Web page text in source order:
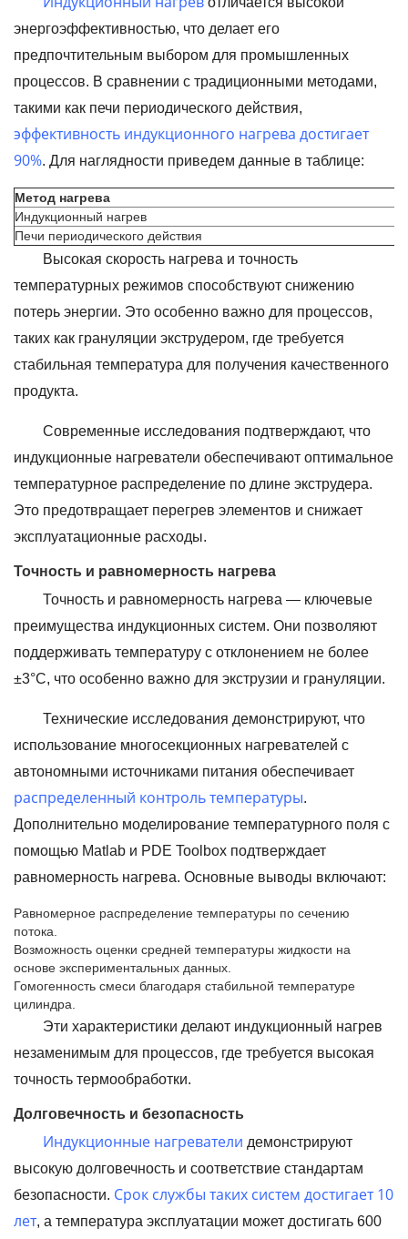
энергоэффективностью, что делает его
предпочтительным выбором для промышленных
процессов. В сравнении с традиционными методами,
такими как печи периодического действия,
эффективность индукционного нагрева достигает
90%. Для наглядности приведем данные в таблице:
Метод нагрева
Индукционный нагрев
Печи периодического действия
Высокая скорость нагрева и точность
температурных режимов способствуют снижению
потерь энергии. Это особенно важно для процессов,
таких как грануляции экструдером, где требуется
стабильная температура для получения качественного
продукта.
Современные исследования подтверждают, что
индукционные нагреватели обеспечивают оптимальное
температурное распределение по длине экструдера.
Это предотвращает перегрев элементов и снижает
эксплуатационные расходы.
Точность и равномерность нагрева
Точность и равномерность нагрева — ключевые
преимущества индукционных систем. Они позволяют
поддерживать температуру с отклонением не более
±3°С, что особенно важно для экструзии и грануляции.
Технические исследования демонстрируют, что
использование многосекционных нагревателей с
автономными источниками питания обеспечивает
распределенный контроль температуры.
Дополнительно моделирование температурного поля с
помощью Matlab и PDE Toolbox подтверждает
равномерность нагрева. Основные выводы включают:
Равномерное распределение температуры по сечению
потока.
Возможность оценки средней температуры жидкости на
основе экспериментальных данных.
Гомогенность смеси благодаря стабильной температуре
цилиндра.
Эти характеристики делают индукционный нагрев
незаменимым для процессов, где требуется высокая
точность термообработки.
Долговечность и безопасность
Индукционные нагреватели демонстрируют
высокую долговечность и соответствие стандартам
безопасности. Срок службы таких систем достигает 10
лет, а температура эксплуатации может достигать 600